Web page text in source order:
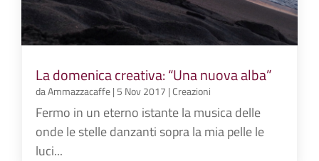
La domenica creativa: “Una nuova alba”
daAmmazzacaffe| 5 Nov 2017 |Creazioni
Fermo in un eterno istante la musica delle
onde le stelle danzanti sopra la mia pelle le
luci...